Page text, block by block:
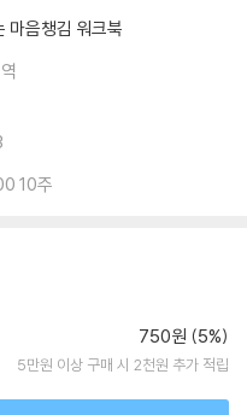
마음챙김 워크북
역
10주
750원 (5%)
5만원 이상 구매 시 2천원 추가 적립